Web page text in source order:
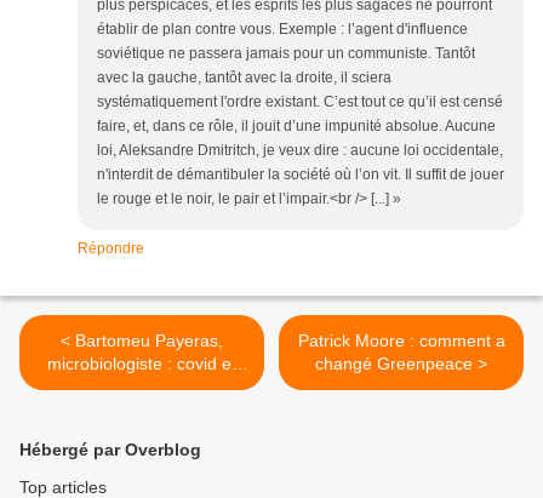
plus perspicaces, et les esprits les plus sagaces ne pourront
établir de plan contre vous. Exemple : l’agent d'influence
soviétique ne passera jamais pour un communiste. Tantôt
avec la gauche, tantôt avec la droite, il sciera
systématiquement l'ordre existant. C’est tout ce qu’il est censé
faire, et, dans ce rôle, il jouit d’une impunité absolue. Aucune
loi, Aleksandre Dmitritch, je veux dire : aucune loi occidentale,
n'interdit de démantibuler la société où l’on vit. Il suffit de jouer
le rouge et le noir, le pair et l’impair.<br /> [...] »
Répondre
< Bartomeu Payeras,
microbiologiste : covid et
antennes 5G
Patrick Moore : comment a
changé Greenpeace >
Hébergé par Overblog
Top articles